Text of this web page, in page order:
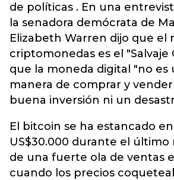
de políticas . En una
la senadora demócrata de
Elizabeth Warren dijo que el
criptomonedas es el "Salvaje
que la moneda digital "no es
manera de comprar y vender
buena inversión ni un
El bitcoin se ha estancado
US$30.000 durante el último
de una fuerte ola de ventas
cuando los precios